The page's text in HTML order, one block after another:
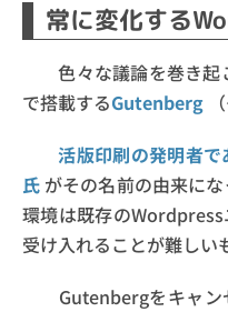
常に変化する
色々な議論を巻き起
で搭載するGutenberg
活版印刷の発明者
氏 がその名前の由来に
環境は既存の
受け入れることが難しい
Gutenbergをキャン